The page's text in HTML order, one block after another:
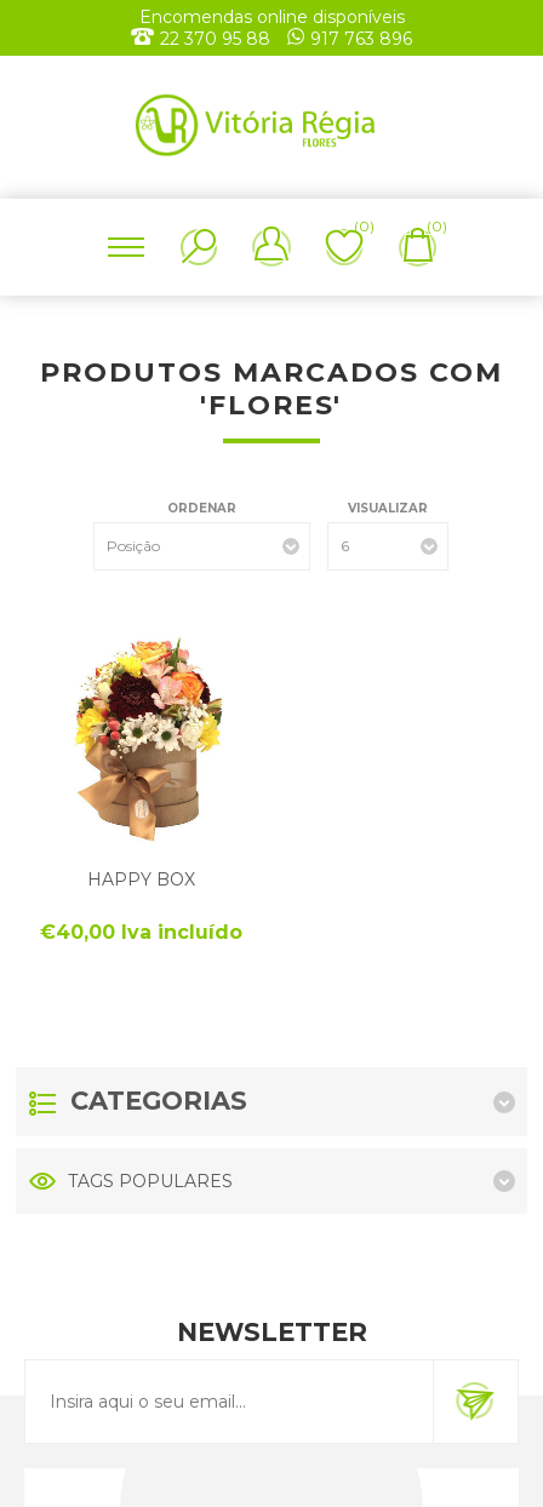
Encomendas online disponíveis
22 370 95 88
917 763 896
(0) (0)
PRODUTOS MARCADOS COM
'FLORES'
ORDENAR VISUALIZAR
HAPPY BOX
€40,00 Iva incluído
CATEGORIAS
TAGS POPULARES
NEWSLETTER